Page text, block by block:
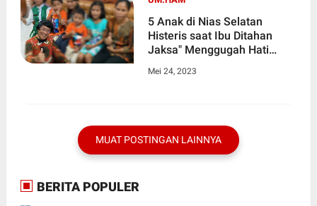
5 Anak di Nias Selatan
Histeris saat Ibu Ditahan
Jaksa" Menggugah Hati
Tangan
Mei 24, 2023
MUAT POSTINGAN LAINNYA
BERITA POPULER